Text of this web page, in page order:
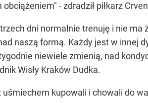
- zdradził piłkarz
dni normalnie trenuję i nie
naszą formą. Każdy jest w innej
niewiele zmienią, nad
Wisły Kraków Dudka.
kupowali i chowali do